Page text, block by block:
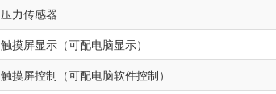
压力传感器
触摸屏显示（可配电脑显示）
触摸屏控制（可配电脑软件控制）